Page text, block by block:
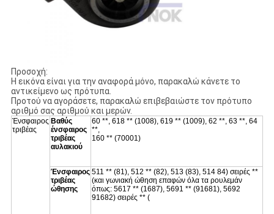
Προσοχή:
Η εικόνα είναι για την αναφορά μόνο, παρακαλώ κάνετε το
αντικείμενο ως πρότυπα.
Προτού να αγοράσετε, παρακαλώ επιβεβαιώστε τον πρότυπο
αριθμό σας αριθμού και μερών.
Ένσφαιρος
τριβέας
Βαθύς
ένσφαιρος
τριβέας
αυλακιού
60 **, 618 ** (1008), 619 ** (1009), 62 **, 63 **, 64
**,
160 ** (70001)
Ένσφαιρος
τριβέας
ώθησης
511 ** (81), 512 ** (82), 513 (83), 514 84) σειρές **
(και γωνιακή ώθηση επαφών όλα τα ρουλεμάν
όπως: 5617 ** (1687), 5691 ** (91681), 5692
91682) σειρές ** (